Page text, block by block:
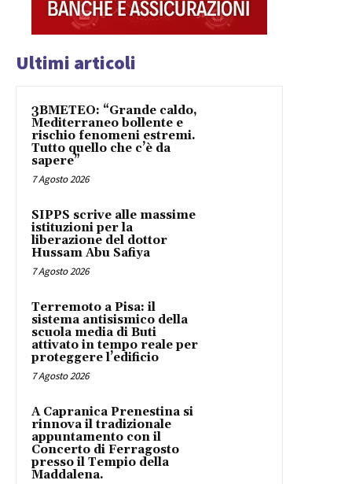
Ultimi articoli
3BMETEO: “Grande caldo,
Mediterraneo bollente e
rischio fenomeni estremi.
Tutto quello che c’è da
sapere”
7 Agosto 2026
SIPPS scrive alle massime
istituzioni per la
liberazione del dottor
Hussam Abu Safiya
7 Agosto 2026
Terremoto a Pisa: il
sistema antisismico della
scuola media di Buti
attivato in tempo reale per
proteggere l’edificio
7 Agosto 2026
A Capranica Prenestina si
rinnova il tradizionale
appuntamento con il
Concerto di Ferragosto
presso il Tempio della
Maddalena.